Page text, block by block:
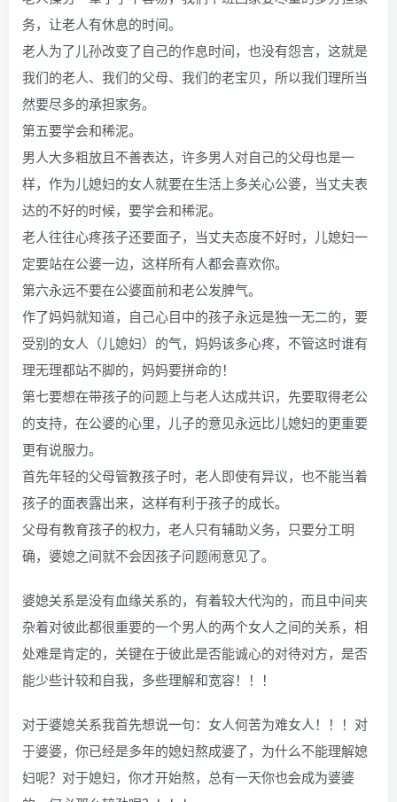
务，让老人有休息的时间。
老人为了儿孙改变了自己的作息时间，也没有怨言，这就是
我们的老人、我们的父母、我们的老宝贝，所以我们理所当
然要尽多的承担家务。
第五要学会和稀泥。
男人大多粗放且不善表达，许多男人对自己的父母也是一
样，作为儿媳妇的女人就要在生活上多关心公婆，当丈夫表
达的不好的时候，要学会和稀泥。
老人往往心疼孩子还要面子，当丈夫态度不好时，儿媳妇一
定要站在公婆一边，这样所有人都会喜欢你。
第六永远不要在公婆面前和老公发脾气。
作了妈妈就知道，自己心目中的孩子永远是独一无二的，要
受别的女人（儿媳妇）的气，妈妈该多心疼，不管这时谁有
理无理都站不脚的，妈妈要拼命的！
第七要想在带孩子的问题上与老人达成共识，先要取得老公
的支持，在公婆的心里，儿子的意见永远比儿媳妇的更重要
更有说服力。
首先年轻的父母管教孩子时，老人即使有异议，也不能当着
孩子的面表露出来，这样有利于孩子的成长。
父母有教育孩子的权力，老人只有辅助义务，只要分工明
确，婆媳之间就不会因孩子问题闹意见了。
婆媳关系是没有血缘关系的，有着较大代沟的，而且中间夹
杂着对彼此都很重要的一个男人的两个女人之间的关系，相
处难是肯定的，关键在于彼此是否能诚心的对待对方，是否
能少些计较和自我，多些理解和宽容！！！
对于婆媳关系我首先想说一句：女人何苦为难女人！！！对
于婆婆，你已经是多年的媳妇熬成婆了，为什么不能理解媳
妇呢？对于媳妇，你才开始熬，总有一天你也会成为婆婆